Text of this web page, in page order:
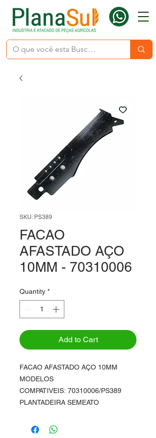
SKU: PS389
FACAO
AFASTADO AÇO
10MM - 70310006
Quantity *
Add to Cart
FACAO AFASTADO AÇO 10MM
MODELOS
COMPATIVEIS: 70310006/PS389
PLANTADEIRA SEMEATO